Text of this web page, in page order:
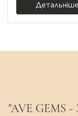
Детальніше
"AVE GEMS -